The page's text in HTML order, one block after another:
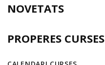
NOVETATS
PROPERES CURSES